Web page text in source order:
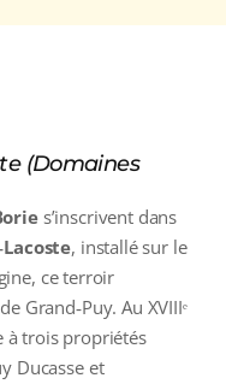
(Domaines
s’inscrivent dans
, installé sur le
ce terroir
Grand‑Puy. Au XVIIIᵉ
à trois propriétés
Ducasse et